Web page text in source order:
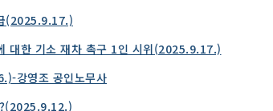
(2025.9.17.)
대한 기소 재차 촉구 1인 시위(2025.9.17.)
강영조 공인노무사